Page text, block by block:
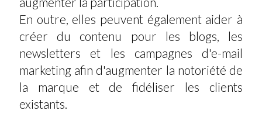
En outre, elles peuvent également aider à
créer du contenu pour les blogs, les
newsletters et les campagnes d'e-mail
marketing afin d'augmenter la notoriété de
la marque et de fidéliser les clients
existants.